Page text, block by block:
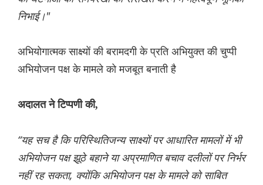
निभाई।"
अभियोगात्मक साक्ष्यों की बरामदगी के प्रति अभियुक्त की चुप्पी
अभियोजन पक्ष के मामले को मजबूत बनाती है
अदालत ने टिप्पणी की,
“यह सच है कि परिस्थितिजन्य साक्ष्यों पर आधारित मामलों में भी
अभियोजन पक्ष झूठे बहाने या अप्रमाणित बचाव दलीलों पर निर्भर
नहीं रह सकता, क्योंकि अभियोजन पक्ष के मामले को साबित